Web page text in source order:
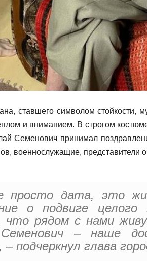
ставшего символом стойкости,
и вниманием. В строгом
Семенович принимал
военнослужащие, представители
просто дата, это
о подвиге
что рядом с нами
– наше
подчеркнул глава